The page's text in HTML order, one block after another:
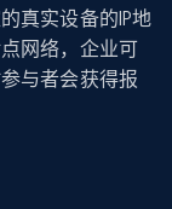
真实设备的IP地
网络，企业可
与者会获得报